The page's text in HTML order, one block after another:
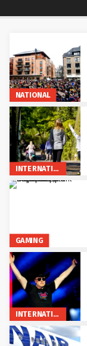
NATIONAL
INTERNATIONAL
GAMING
INTERNATIONAL